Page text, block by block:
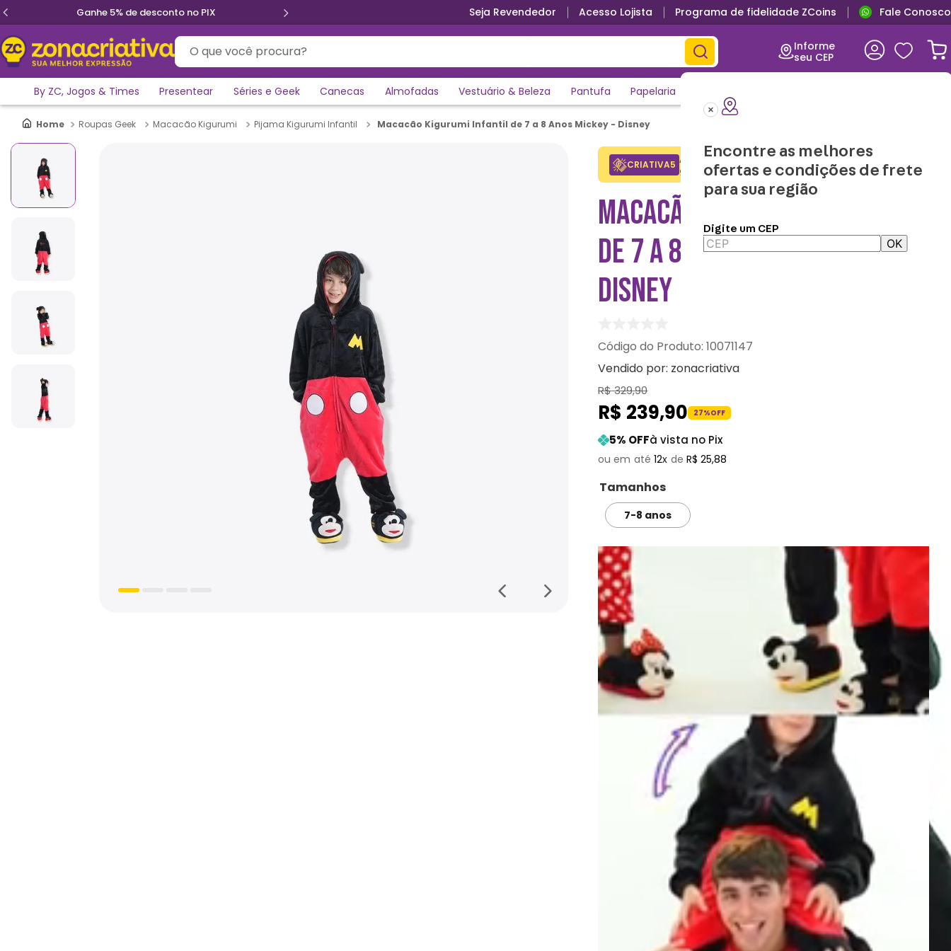
Parcele em até 12x sem juros Primeira troca grátis Produtos oficiais
Seja Revendedor Acesso Lojista Programa de fidelidade ZCoins Fale Conosco
O que você procura?
Informe
seu CEP
Encontre as melhores
ofertas e condições de frete
para sua região
Digite um CEP
OK
By ZC, Jogos & Times Presentear Séries e Geek Canecas Almofadas Vestuário & Beleza Pantufa Papelaria
Roupas Geek Macacão Kigurumi Pijama Kigurumi Infantil Macacão Kigurumi Infantil de 7 a 8 Anos Mickey - Disney
CRIATIVA5 Adicione o cupom no carrinho e
ganhe desconto na 1a compra.
Copiar
MACACÃO KIGURUMI INFANTIL
DE 7 A 8 ANOS MICKEY -
DISNEY
:10071147
Vendido por: zonacriativa
R$329,90
R$ 239,90 27%OFF
5% OFFà vista no Pix
12 R$ 25,88
Tamanhos
7-8 anos